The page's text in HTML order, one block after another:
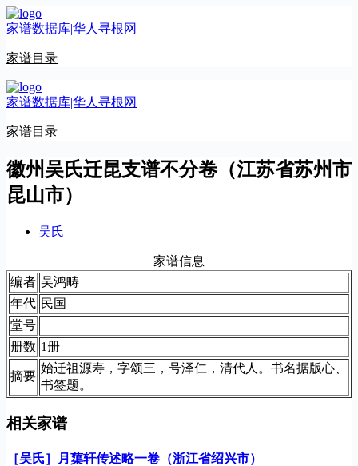
跳
至
容
家谱数据库|华人寻根网
家谱目录
家谱数据库|华人寻根网
家谱目录
徽州吴氏迁昆支谱不分卷（江苏省苏州市
昆山市）
吴氏
家谱信息
编者 吴鸿畴
年代 民国
堂号
册数 1册
摘要
始迁祖源寿，字颂三，号泽仁，清代人。书名据版心、
书签题。
相关家谱
［吴氏］月蕖轩传述略一卷（浙江省绍兴市）